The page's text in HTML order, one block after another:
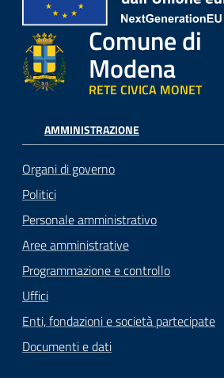
Comune di
Modena
RETE CIVICA MONET
AMMINISTRAZIONE
Organi di governo
Politici
Personale amministrativo
Aree amministrative
Programmazione e controllo
Uffici
Enti, fondazioni e società partecipate
Documenti e dati